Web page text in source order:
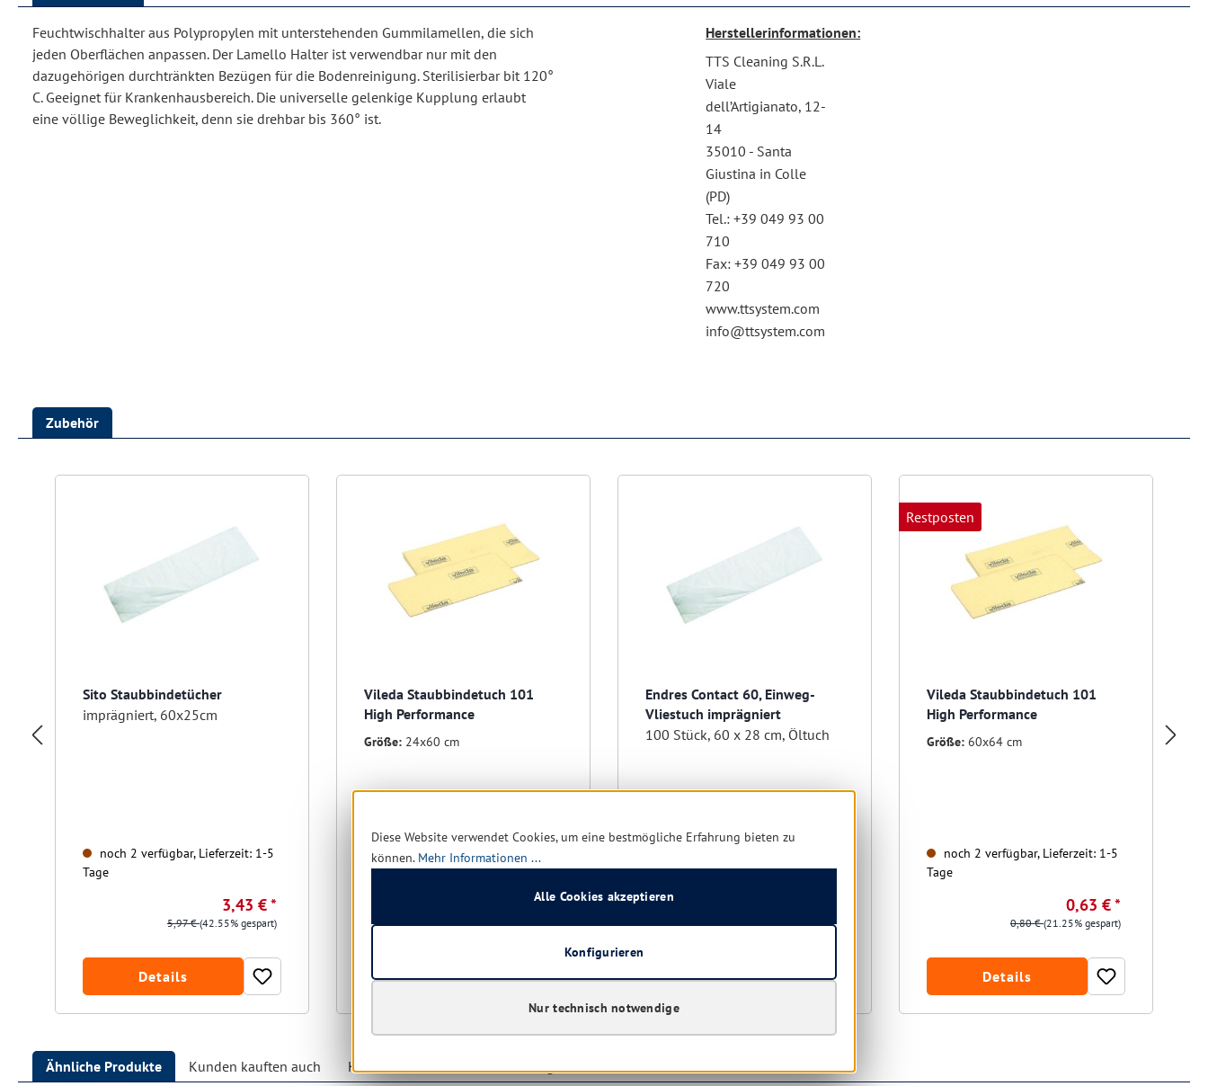
Feuchtwischhalter aus Polypropylen mit unterstehenden Gummilamellen, die sich
jeden Oberflächen anpassen. Der Lamello Halter ist verwendbar nur mit den
dazugehörigen durchtränkten Bezügen für die Bodenreinigung. Sterilisierbar bit 120°
C. Geeignet für Krankenhausbereich. Die universelle gelenkige Kupplung erlaubt
eine völlige Beweglichkeit, denn sie drehbar bis 360° ist.
Herstellerinformationen:
TTS Cleaning S.R.L.
Viale
dell’Artigianato, 12-
14
35010 - Santa
Giustina in Colle
(PD)
Tel.: +39 049 93 00
710
Fax: +39 049 93 00
720
www.ttsystem.com
info@ttsystem.com
Zubehör
Sito Staubbindetücher
imprägniert, 60x25cm
noch 2 verfügbar, Lieferzeit: 1-5
Tage
3,43 € *
5,97 €(42.55% gespart)
Details
Vileda Staubbindetuch 101
High Performance
Größe: 24x60 cm
noch 2 verfügbar, Lieferzeit: 1-5
Tage
0,25 € *
0,30 €(16.67% gespart)
Details
Endres Contact 60, Einweg-
Vliestuch imprägniert
100 Stück, 60 x 28 cm, Öltuch
Tage
10,13 €(49.36% gespart)
Details
Restposten
Vileda Staubbindetuch 101
High Performance
Größe: 60x64 cm
noch 2 verfügbar, Lieferzeit: 1-5
Tage
0,63 € *
0,80 €(21.25% gespart)
Details
Ähnliche Produkte Kunden kauften auch Kunden haben sich ebenfalls angesehen
Diese Website verwendet Cookies, um eine bestmögliche Erfahrung bieten zu
können. Mehr Informationen ...
Nur technisch notwendige
Konfigurieren
Alle Cookies akzeptieren